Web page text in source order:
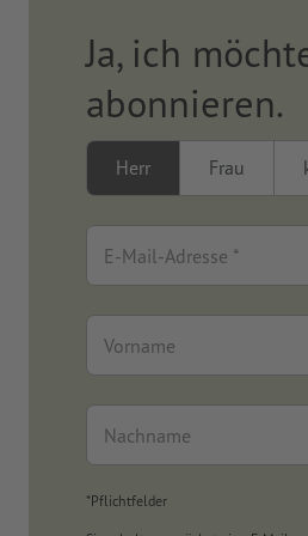
Ja, ich
abonnieren.
Herr Frau
E-Mail-Adresse *
Vorname
Nachname
*Pflichtfelder